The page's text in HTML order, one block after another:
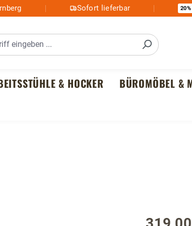
Sofort lieferbar 20%
& HOCKER BÜROMÖBEL &
Regulärer